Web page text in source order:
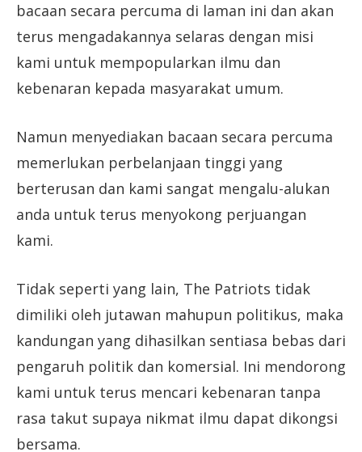
bacaan secara percuma di laman ini dan akan
terus mengadakannya selaras dengan misi
kami untuk mempopularkan ilmu dan
kebenaran kepada masyarakat umum.
Namun menyediakan bacaan secara percuma
memerlukan perbelanjaan tinggi yang
berterusan dan kami sangat mengalu-alukan
anda untuk terus menyokong perjuangan
kami.
Tidak seperti yang lain, The Patriots tidak
dimiliki oleh jutawan mahupun politikus, maka
kandungan yang dihasilkan sentiasa bebas dari
pengaruh politik dan komersial. Ini mendorong
kami untuk terus mencari kebenaran tanpa
rasa takut supaya nikmat ilmu dapat dikongsi
bersama.